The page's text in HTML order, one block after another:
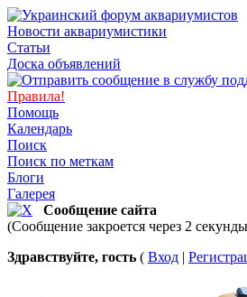
Новости аквариумистики
Статьи
Доска объявлений
Правила!
Помощь
Календарь
Поиск
Поиск по меткам
Блоги
Галерея
Сообщение сайта
(Сообщение закроется через 2
Здравствуйте, гость ( Вход |